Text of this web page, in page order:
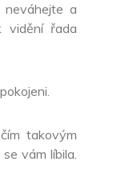
a
vidění řada
takovým
vám líbila.